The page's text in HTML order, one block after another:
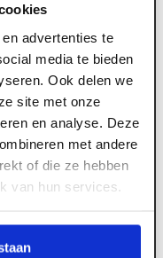
advertenties te
media te bieden
Ook delen we
site met onze
en analyse. Deze
met andere
of die ze hebben
van hun services.
zwart